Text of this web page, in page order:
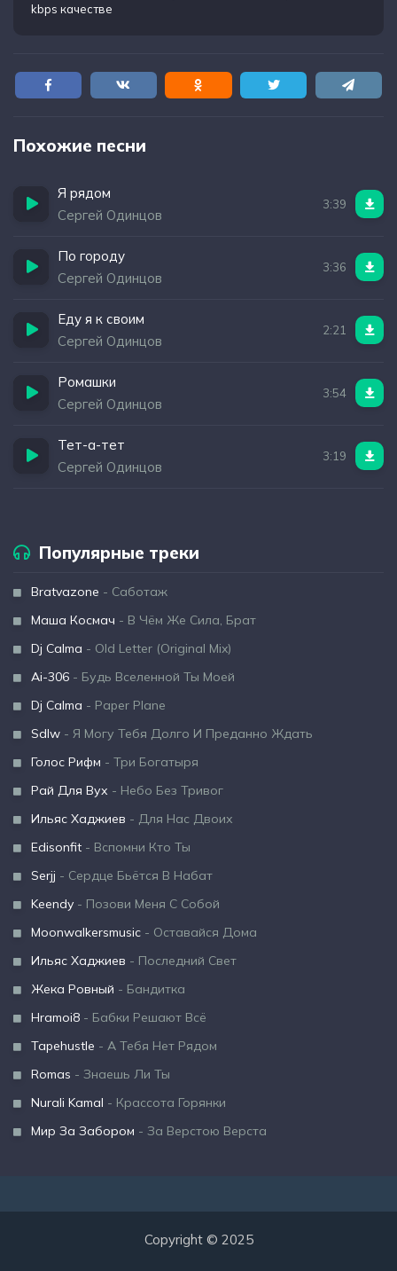
kbps качестве
Похожие песни
Я рядом
Сергей Одинцов
3:39
По городу
Сергей Одинцов
3:36
Еду я к своим
Сергей Одинцов
2:21
Ромашки
Сергей Одинцов
3:54
Тет-а-тет
Сергей Одинцов
3:19
Популярные треки
Bratvazone - Саботаж
Маша Космач - В Чём Же Сила, Брат
Dj Calma - Old Letter (Original Mix)
Ai-306 - Будь Вселенной Ты Моей
Dj Calma - Paper Plane
Sdlw - Я Могу Тебя Долго И Преданно Ждать
Голос Рифм - Три Богатыря
Рай Для Вух - Небо Без Тривог
Ильяс Хаджиев - Для Нас Двоих
Edisonfit - Вспомни Кто Ты
Serjj - Сердце Бьётся В Набат
Keendy - Позови Меня С Собой
Moonwalkersmusic - Оставайся Дома
Ильяс Хаджиев - Последний Свет
Жека Ровный - Бандитка
Hramoi8 - Бабки Решают Всё
Tapehustle - А Тебя Нет Рядом
Romas - Знаешь Ли Ты
Nurali Kamal - Крассота Горянки
Мир За Забором - За Верстою Верста
Copyright © 2025